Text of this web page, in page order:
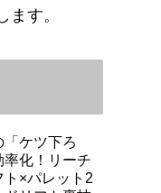
す。
「ケツ下ろ
率化！リーチ
ト×パレット2